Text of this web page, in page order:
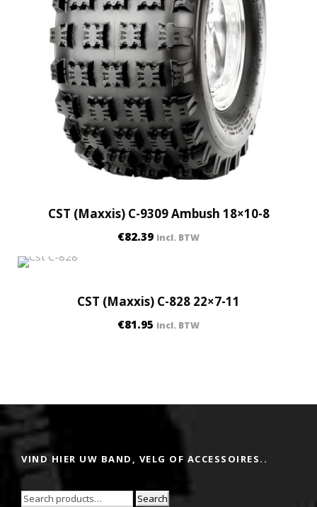
CST (Maxxis) C-9309 Ambush 18×10-8
€82.39 incl. BTW
CST (Maxxis) C-828 22×7-11
€81.95 incl. BTW
VIND HIER UW BAND, VELG OF ACCESSOIRES..
Search